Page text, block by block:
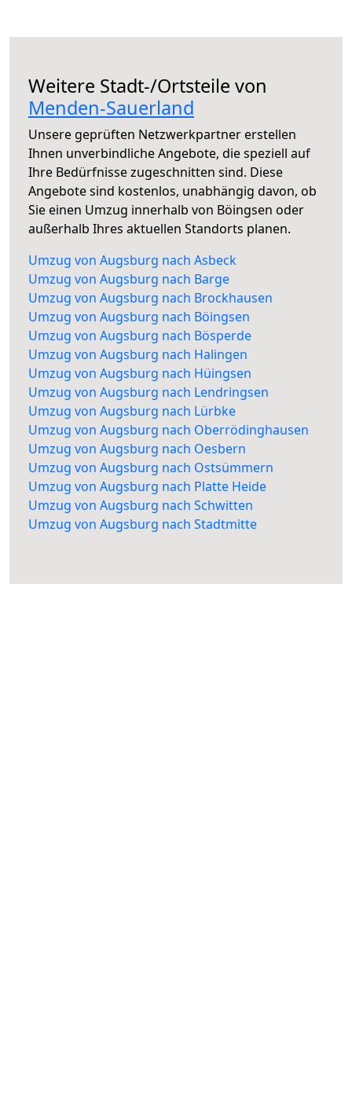
Weitere Stadt-/Ortsteile von
Menden-Sauerland
Unsere geprüften Netzwerkpartner erstellen
Ihnen unverbindliche Angebote, die speziell auf
Ihre Bedürfnisse zugeschnitten sind. Diese
Angebote sind kostenlos, unabhängig davon, ob
Sie einen Umzug innerhalb von Böingsen oder
außerhalb Ihres aktuellen Standorts planen.
Umzug von Augsburg nach Asbeck
Umzug von Augsburg nach Barge
Umzug von Augsburg nach Brockhausen
Umzug von Augsburg nach Böingsen
Umzug von Augsburg nach Bösperde
Umzug von Augsburg nach Halingen
Umzug von Augsburg nach Hüingsen
Umzug von Augsburg nach Lendringsen
Umzug von Augsburg nach Lürbke
Umzug von Augsburg nach Oberrödinghausen
Umzug von Augsburg nach Oesbern
Umzug von Augsburg nach Ostsümmern
Umzug von Augsburg nach Platte Heide
Umzug von Augsburg nach Schwitten
Umzug von Augsburg nach Stadtmitte